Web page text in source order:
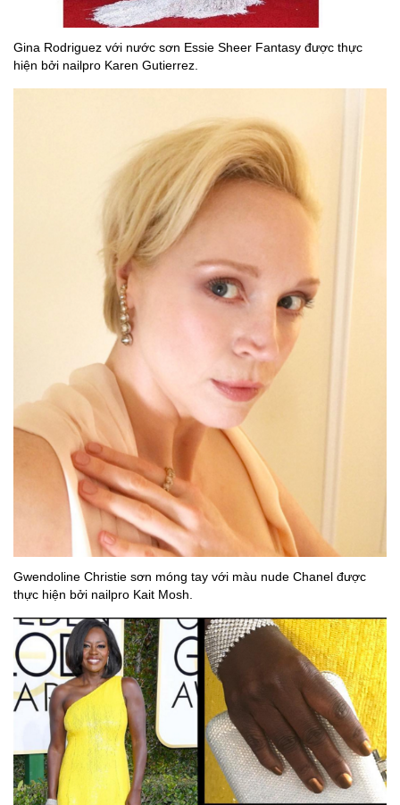
Gina Rodriguez với nước sơn Essie Sheer Fantasy được thực
hiện bởi nailpro Karen Gutierrez.
Gwendoline Christie sơn móng tay với màu nude Chanel được
thực hiện bởi nailpro Kait Mosh.